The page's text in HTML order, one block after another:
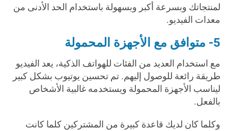
لمنتجاتك وبسرعة أكبر وبسهولة باستخدام الحد الأدنى من
معدات الفيديو.
5- متوافق مع الأجهزة المحمولة
مع استخدام العديد من الفئات للهواتف الذكية، يعد الفيديو
طريقة رائعة للوصول إليهم. تم تحسين يوتيوب بشكل كبير
ليناسب الأجهزة المحمولة ويستخدمه غالبية الأشخاص
بالفعل.
وكلما كان لديك قاعدة كبيرة من المشتركين كلما كانت